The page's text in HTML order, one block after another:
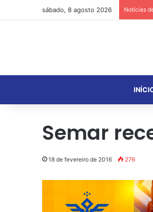
sábado, 8 agosto 2026 Notícias
Semar
18 de fevereiro de 2016 276